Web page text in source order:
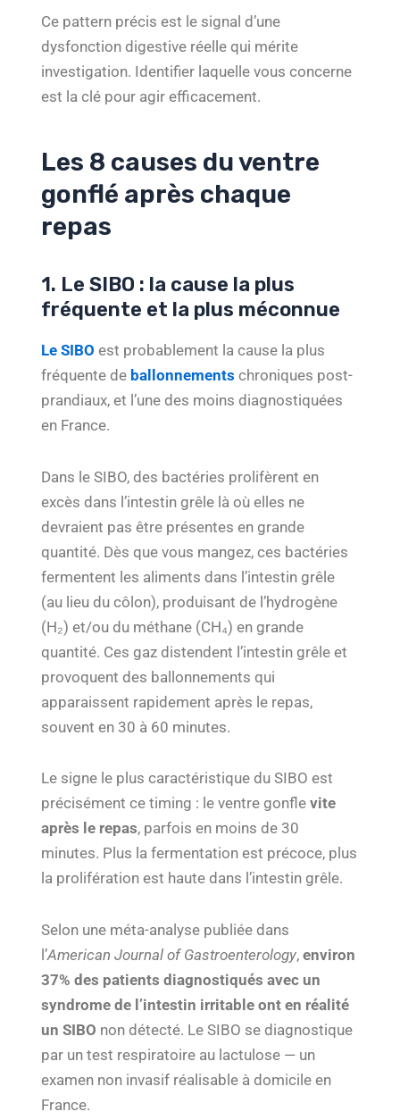
Ce pattern précis est le signal d’une
dysfonction digestive réelle qui mérite
investigation. Identifier laquelle vous concerne
est la clé pour agir efficacement.
Les 8 causes du ventre
gonflé après chaque
repas
1. Le SIBO : la cause la plus
fréquente et la plus méconnue
Le SIBO est probablement la cause la plus
fréquente de ballonnements chroniques post-
prandiaux, et l’une des moins diagnostiquées
en France.
Dans le SIBO, des bactéries prolifèrent en
excès dans l’intestin grêle là où elles ne
devraient pas être présentes en grande
quantité. Dès que vous mangez, ces bactéries
fermentent les aliments dans l’intestin grêle
(au lieu du côlon), produisant de l’hydrogène
(H₂) et/ou du méthane (CH₄) en grande
quantité. Ces gaz distendent l’intestin grêle et
provoquent des ballonnements qui
apparaissent rapidement après le repas,
souvent en 30 à 60 minutes.
Le signe le plus caractéristique du SIBO est
précisément ce timing : le ventre gonflevite
après le repas, parfois en moins de 30
minutes. Plus la fermentation est précoce, plus
la prolifération est haute dans l’intestin grêle.
Selon une méta-analyse publiée dans
l’American Journal of Gastroenterology,environ
37% des patients diagnostiqués avec un
syndrome de l’intestin irritable ont en réalité
un SIBO non détecté. Le SIBO se diagnostique
par un test respiratoire au lactulose — un
examen non invasif réalisable à domicile en
France.